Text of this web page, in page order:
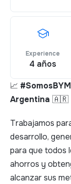
Experience
4 años
📈
Argentina 🇦🇷
Trabajamos
desarrollo,
para que todos
ahorros y
alcanzar sus